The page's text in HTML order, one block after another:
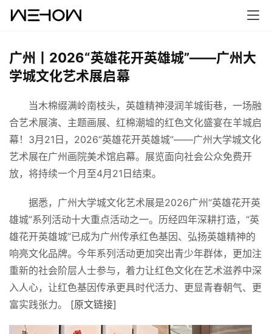
首
页
例
快
广州丨2026“英雄花开英雄城”——广州大
学城文化艺术展启幕
当木棉缀满岭南枝头，英雄精神浸润羊城街巷，一场融
合艺术展演、主题画展、红棉潮墟的红色文化盛宴在羊城启
幕！3月21日，2026“英雄花开英雄城”——广州大学城文化
艺术展在广州画院美术馆启幕。展览面向社会公众免费开
放，将持续一个月至4月21日结束。
据悉，广州大学城文化艺术展是2026广州“英雄花开英
雄城”系列活动十大重点活动之一。历经四年深耕打造，“英
雄花开英雄城”已成为广州传承红色基因、弘扬英雄精神的
响亮文化品牌。今年系列活动更加突出青少年群体，更加注
重新的社会阶层人士参与，着力让红色文化在艺术滋养中深
入人心，让红色基因传承更具时代活力、更显青春朝气、更
富实践张力。 [原文链接]